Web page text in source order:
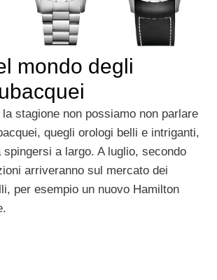
mondo degli
stagione non possiamo non parlare
quegli orologi belli e intriganti,
a largo. A luglio, secondo
arriveranno sul mercato dei
per esempio un nuovo Hamilton